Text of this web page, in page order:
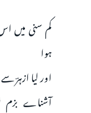
کم سنی میں
ہوا
اور لیا ازہرؔ
آشناے بزم